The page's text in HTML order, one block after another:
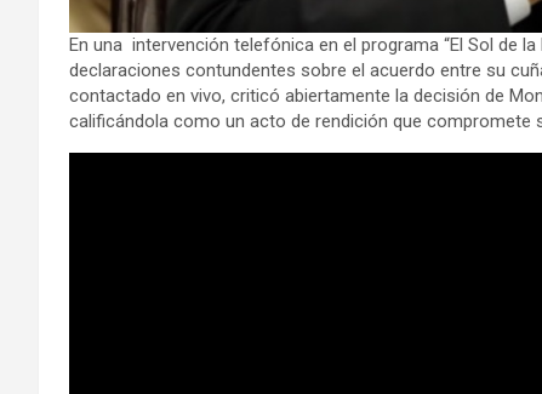
En una intervención telefónica en el programa “El Sol de
declaraciones contundentes sobre el acuerdo entre su
contactado en vivo, criticó abiertamente la decisión de
calificándola como un acto de rendición que compromete